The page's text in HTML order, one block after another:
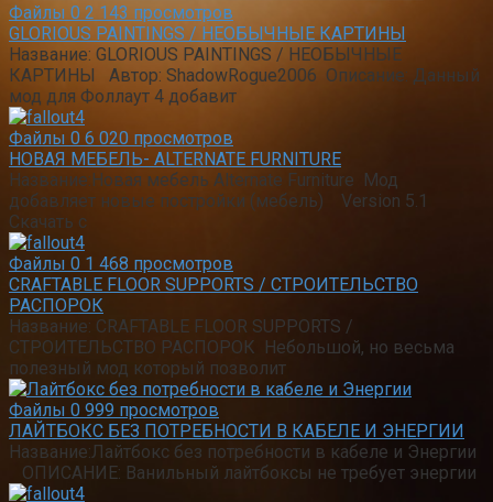
Файлы 0 2 143 просмотров
GLORIOUS PAINTINGS / НЕОБЫЧНЫЕ КАРТИНЫ
Название: GLORIOUS PAINTINGS / НЕОБЫЧНЫЕ
КАРТИНЫ Автор: ShadowRogue2006 Описание: Данный
мод для Фоллаут 4 добавит
Файлы 0 6 020 просмотров
НОВАЯ МЕБЕЛЬ- ALTERNATE FURNITURE
Название:Новая мебель Alternate Furniture Мод
добавляет новые постройки (мебель) Version 5.1
Скачать с
Файлы 0 1 468 просмотров
CRAFTABLE FLOOR SUPPORTS / СТРОИТЕЛЬСТВО
РАСПОРОК
Название: CRAFTABLE FLOOR SUPPORTS /
СТРОИТЕЛЬСТВО РАСПОРОК Небольшой, но весьма
полезный мод который позволит
Файлы 0 999 просмотров
ЛАЙТБОКС БЕЗ ПОТРЕБНОСТИ В КАБЕЛЕ И ЭНЕРГИИ
Название:Лайтбокс без потребности в кабеле и Энергии
ОПИСАНИЕ: Ванильный лайтбоксы не требует энергии